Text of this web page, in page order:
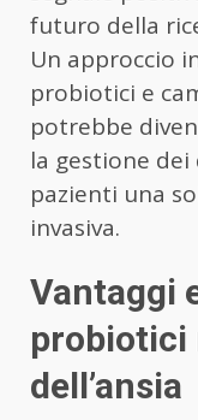
futuro della
Un approccio
probiotici e
potrebbe
la gestione
pazienti una
invasiva.
Vantaggi
probiotici
dell’ansia